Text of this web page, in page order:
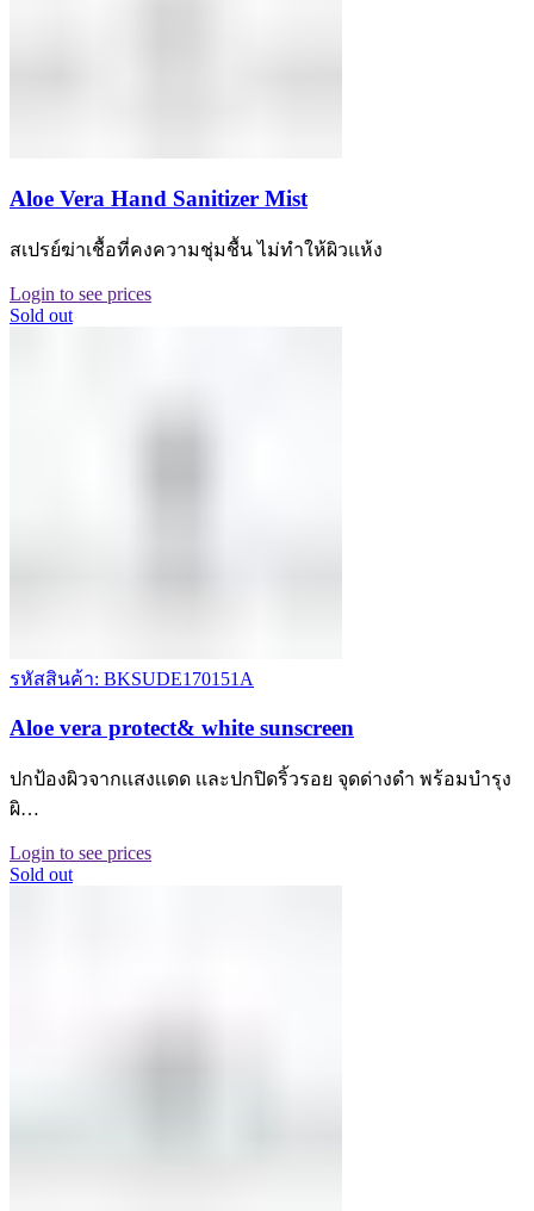
Aloe Vera Hand Sanitizer Mist
สเปรย์ฆ่าเชื้อที่คงความชุ่มชื้น ไม่ทำให้ผิวแห้ง
Login to see prices
Sold out
รหัสสินค้า: BKSUDE170151A
Aloe vera protect& white sunscreen
ปกป้องผิวจากเเสงเเดด เเละปกปิดริ้วรอย จุดด่างดำ พร้อมบำรุง
ผิ…
Login to see prices
Sold out